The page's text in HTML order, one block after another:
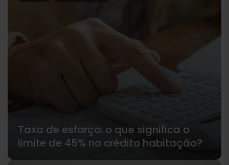
Taxa de esforço: o que significa o
limite de 45% no crédito habitação?